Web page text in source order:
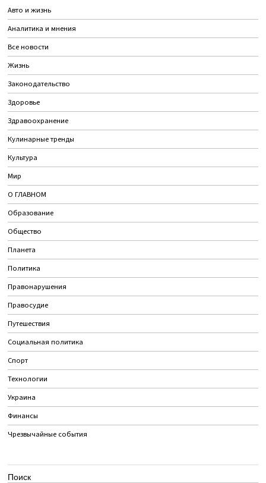
Авто и жизнь
Аналитика и мнения
Все новости
Жизнь
Законодательство
Здоровье
Здравоохранение
Кулинарные тренды
Культура
Мир
О ГЛАВНОМ
Образование
Общество
Планета
Политика
Правонарушения
Правосудие
Путешествия
Социальная политика
Спорт
Технологии
Украина
Финансы
Чрезвычайные события
Поиск